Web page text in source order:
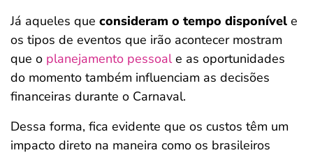
Já aqueles que consideram o tempo disponível e
os tipos de eventos que irão acontecer mostram
que o planejamento pessoale as oportunidades
do momento também influenciam as decisões
financeiras durante o Carnaval.
Dessa forma, fica evidente que os custos têm um
impacto direto na maneira como os brasileiros